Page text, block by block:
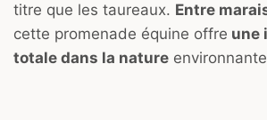
titre que les taureaux. Entre
cette promenade équine offre une
totale dans la nature